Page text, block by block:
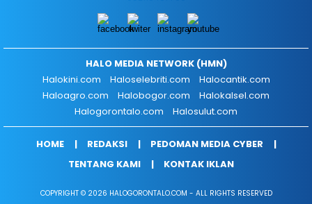
HALO MEDIA NETWORK (HMN)
Halokini.com
Haloselebriti.com
Halocantik.com
Haloagro.com
Halobogor.com
Halokalsel.com
Halogorontalo.com
Halosulut.com
HOME REDAKSI
PEDOMAN MEDIA CYBER
TENTANG KAMI
KONTAK IKLAN
COPYRIGHT © 2026 HALOGORONTALO.COM - ALL RIGHTS RESERVED